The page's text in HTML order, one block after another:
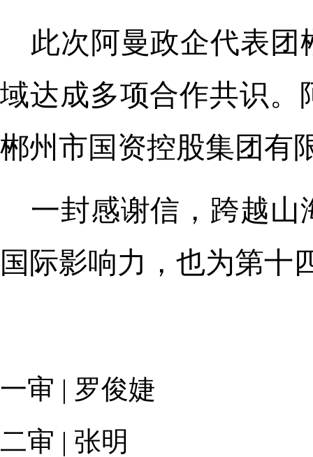
此次阿曼政企代表
域达成多项合作共识。
郴州市国资控股集团有
一封感谢信，跨越
国际影响力，也为第十
一审 | 罗俊婕
二审 | 张明